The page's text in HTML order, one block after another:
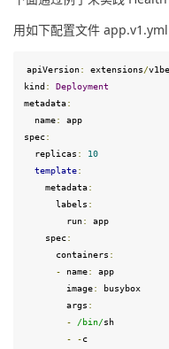
用如下配置文件 app.v1.yml
apiVersion: extensions/
kind :
Deployment
metadata:
  name
:
app
spec:
  replicas
:
10
template:
    metadata
:
      labels
:
        run
:
app
    spec
:
      containers
:
- name:
app
        image
:
busybox
        args
:
-
/bin/sh
-
-c